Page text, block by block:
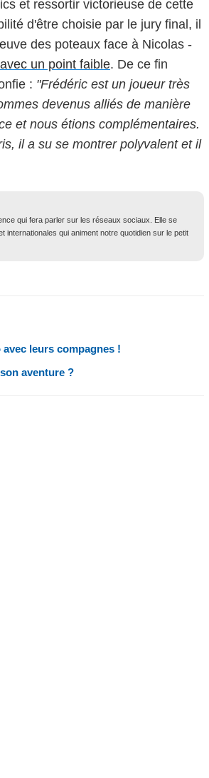
et ressortir victorieuse de cette
d'être choisie par le jury final, il
des poteaux face à Nicolas -
un point faible. De ce fin
: "Frédéric est un joueur très
devenus alliés de manière
et nous étions complémentaires.
il a su se montrer polyvalent et il
qui fera parler sur les réseaux sociaux. Elle se
qui animent notre quotidien sur le petit
leurs compagnes !
aventure ?